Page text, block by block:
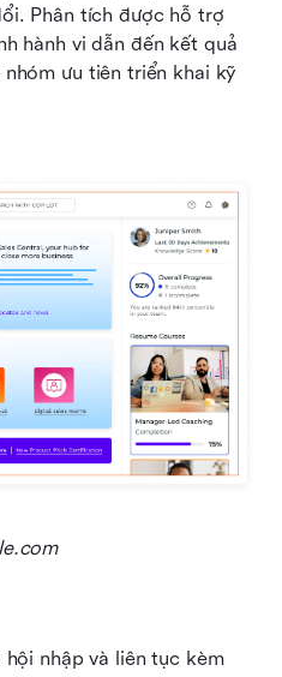
Phân tích được hỗ trợ
hành vi dẫn đến kết quả
ưu tiên triển khai kỹ
nhập và liên tục kèm